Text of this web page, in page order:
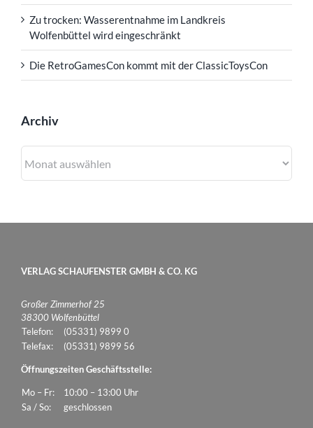
Zu trocken: Wasserentnahme im Landkreis
Wolfenbüttel wird eingeschränkt
Die RetroGamesCon kommt mit der ClassicToysCon
Archiv
VERLAG SCHAUFENSTER GMBH & CO. KG
Großer Zimmerhof 25
38300 Wolfenbüttel
Telefon:
(05331) 9899 0
Telefax:
(05331) 9899 56
Öffnungszeiten Geschäftsstelle:
Mo – Fr:
10:00 – 13:00 Uhr
Sa / So:
geschlossen